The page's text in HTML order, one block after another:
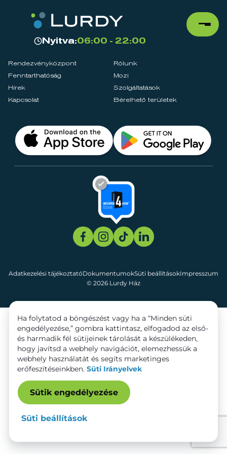
Nyitva:06:00 - 22:00
Rendezvényközpont
Rólunk
Fenntarthatóság
Mozi
Hírek
Szolgáltatások
Kapcsolat
Bérelhető területek
© 2026 Lurdy Ház
Adatkezelési tájékoztatóDokumentumokSüti beállításokImpresszum
Ha folytatod a böngészést vagy ha a “Minden süti
engedélyezése,” gombra kattintasz, elfogadod az első-
és harmadik fél sütijeinek tárolását a készülékeden,
hogy javítsd a webhely navigációt, elemezhessük a
webhely használatát és segíts marketinges
erőfeszítéseinkben. Süti Irányelvek
Sütik engedélyezése
Süti beállítások